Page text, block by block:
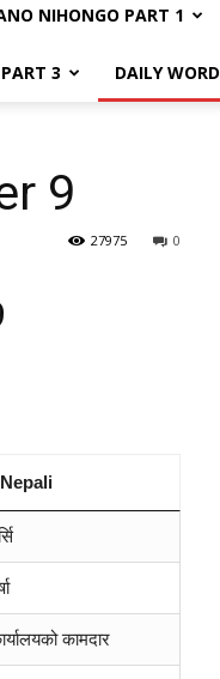
NIHONGO PART 1
3 DAILY WORD
9
0
27975
Nepali
कामदार